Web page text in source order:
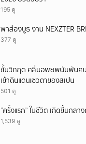
195 ดู
พาส่องบูธ งาน NEXZTER
377 ดู
ขั้นวิกฤต คลื่นอพยพนับพันคน
เข้าดินแดนเซวตาของสเปน
501 ดู
“ครั้งแรก” ในชีวิต เกิดขึ้นกลา
1,539 ดู
ยกเลิก